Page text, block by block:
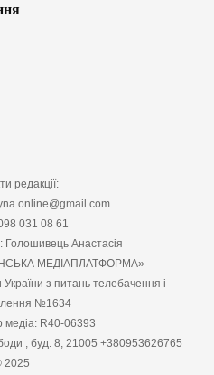
редакції:
031 08 61
Голошивець Анастасія
МЕДІАПЛАТФОРМА»
з питань телебачення і
№1634
медіа: R40-06393
, буд. 8, 21005 +380953626765
2025